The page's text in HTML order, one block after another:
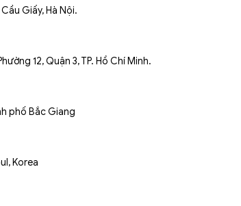
Giấy, Hà Nội.
12, Quận 3, TP. Hồ Chí Minh.
phố Bắc Giang
Korea